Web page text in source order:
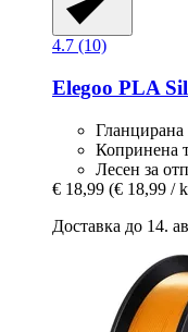
4.7 (10)
Elegoo PLA
Гланцирана
Копринена
Лесен за
€ 18,99 (€ 18,99 /
Доставка до 14.